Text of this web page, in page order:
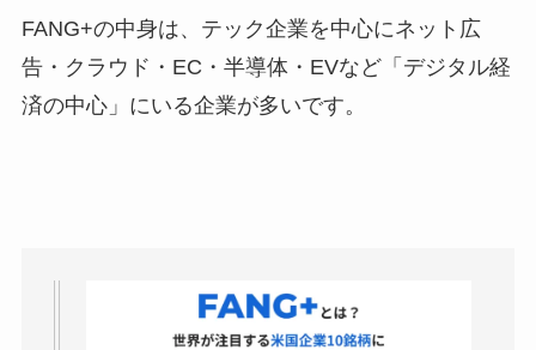
FANG+の中身は、テック企業を中心にネット広
告・クラウド・EC・半導体・EVなど「デジタル経
済の中心」にいる企業が多いです。